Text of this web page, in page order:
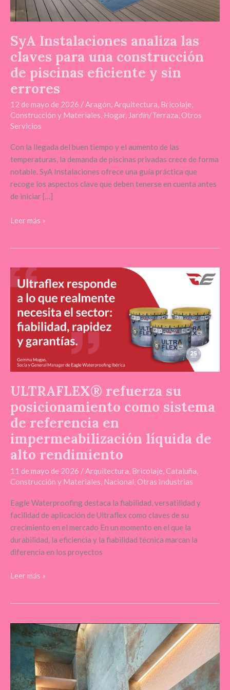
SyA Instalaciones analiza las
claves para una construcción
de piscinas eficiente y sin
errores
12 de mayo de 2026 /Aragón,Arquitectura, Bricolaje,
Construcción y Materiales, Hogar, Jardín/Terraza,Otros
Servicios
Con la llegada del buen tiempo y el aumento de las
temperaturas, la demanda de piscinas privadas crece de forma
notable. SyA Instalaciones ofrece una guía práctica que
recoge los aspectos clave que deben tenerse en cuenta antes
de iniciar […]
de
piscinas
y
sin
errores
Leer más »
ULTRAFLEX® refuerza su
posicionamiento como sistema
de referencia en
impermeabilización líquida de
alto rendimiento
11 de mayo de 2026 /Arquitectura, Bricolaje,Cataluña,
Construcción y Materiales, Nacional,Otras Industrias
Eagle Waterproofing destaca la fiabilidad, versatilidad y
facilidad de aplicación de Ultraflex como claves de su
crecimiento en el mercado En un momento en el que la
durabilidad, la eficiencia y la fiabilidad técnica marcan la
diferencia en los proyectos
ULTRAFLEX®
refuerza
posicionamiento
como
referencia
en
impermeabilización
líquida
de
alto
rendimiento
Leer más »
RDG
Reformas,
la
empresa
de